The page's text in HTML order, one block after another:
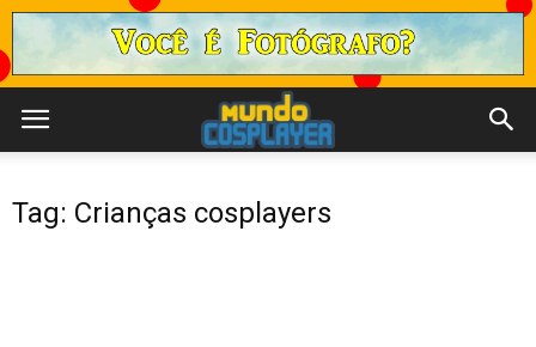
Tag: Crianças cosplayers